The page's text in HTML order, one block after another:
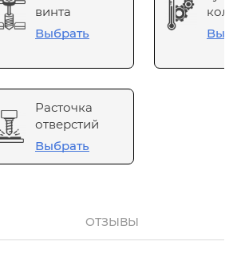
винта
Выбрать
Расточка
отверстий
Выбрать
ОТЗЫВЫ